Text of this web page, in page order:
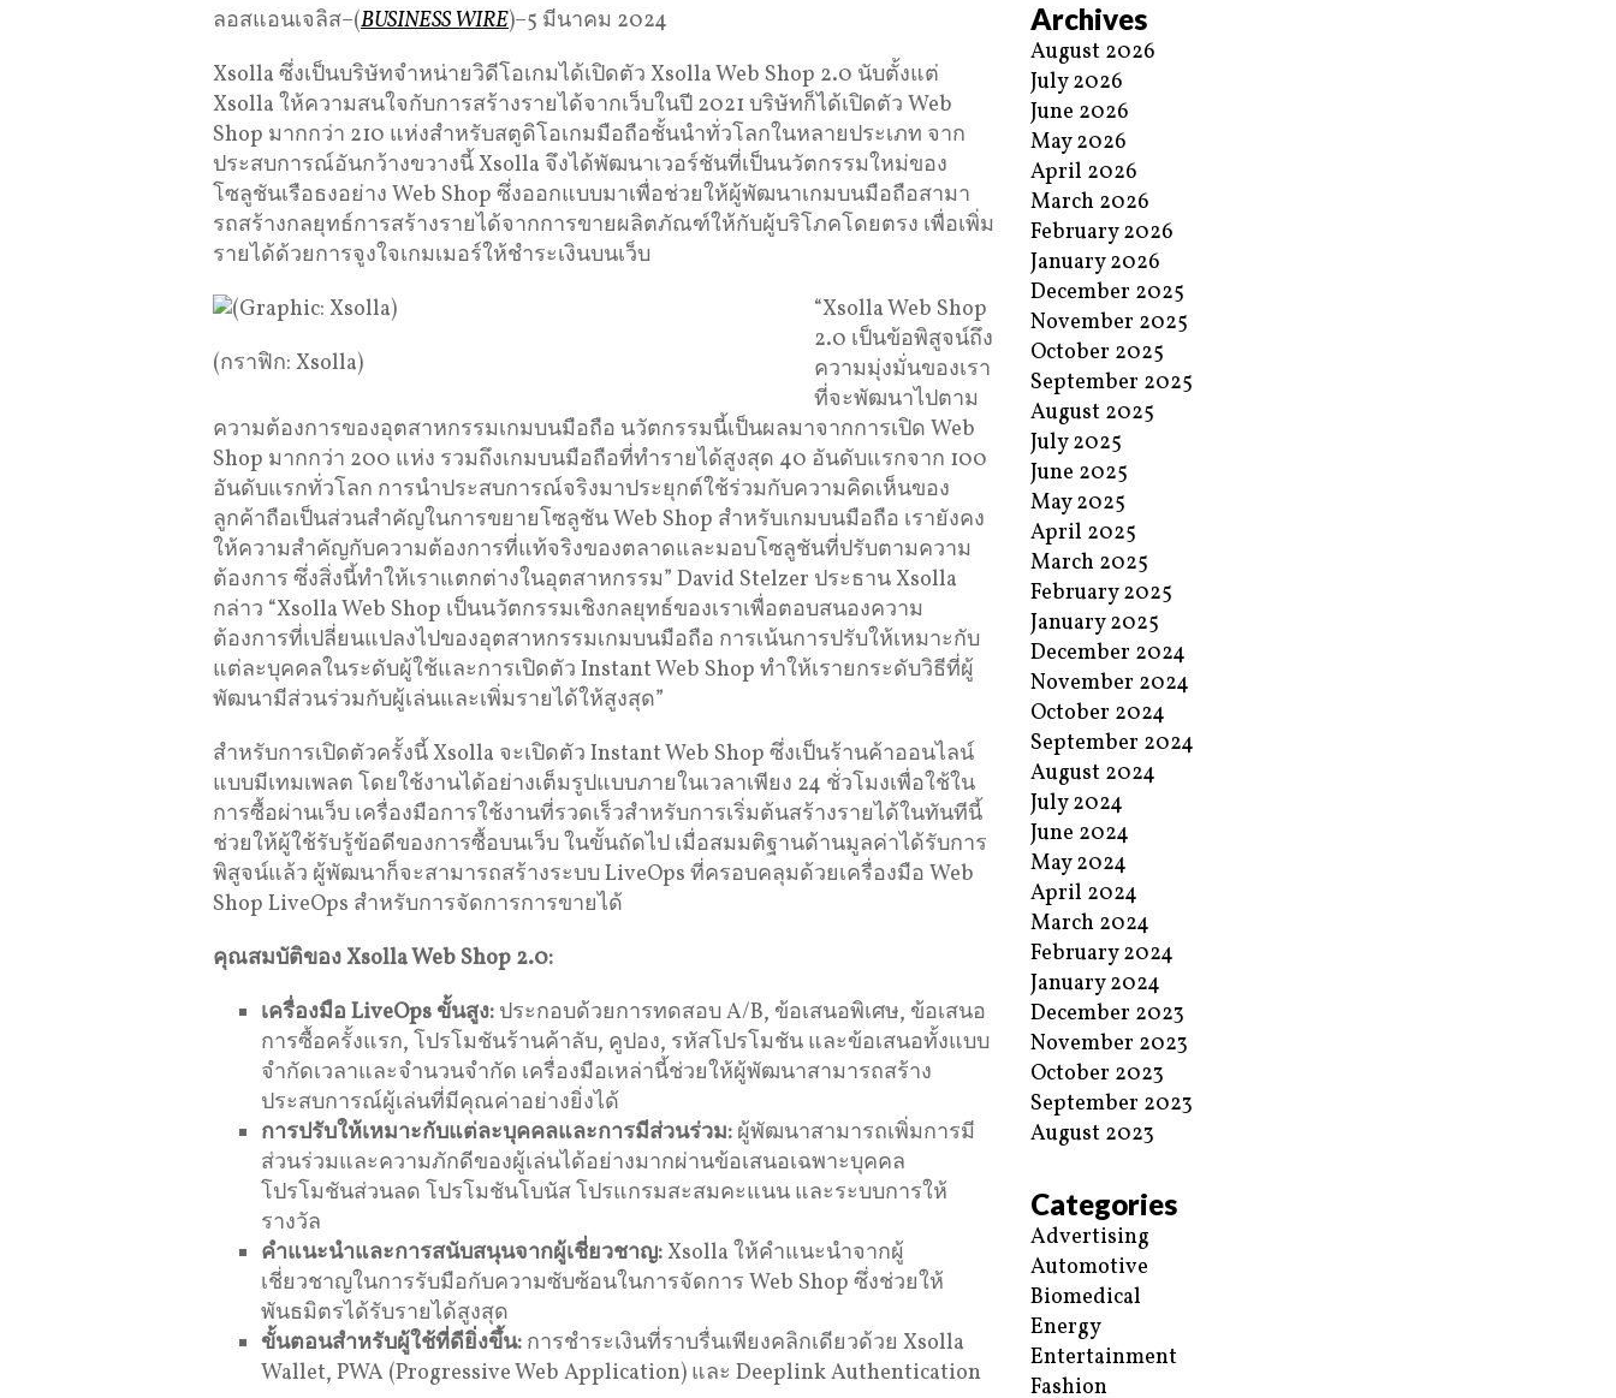
ลอสแอนเจลิส–(BUSINESS WIRE)–5 มีนาคม 2024
Xsolla ซึ่งเป็นบริษัทจำหน่ายวิดีโอเกมได้เปิดตัว Xsolla Web Shop 2.0 นับตั้งแต่
Xsolla ให้ความสนใจกับการสร้างรายได้จากเว็บในปี 2021 บริษัทก็ได้เปิดตัว Web
Shop มากกว่า 210 แห่งสำหรับสตูดิโอเกมมือถือชั้นนำทั่วโลกในหลายประเภท จาก
ประสบการณ์อันกว้างขวางนี้ Xsolla จึงได้พัฒนาเวอร์ชันที่เป็นนวัตกรรมใหม่ของ
โซลูชันเรือธงอย่าง Web Shop ซึ่งออกแบบมาเพื่อช่วยให้ผู้พัฒนาเกมบนมือถือสามา
รถสร้างกลยุทธ์การสร้างรายได้จากการขายผลิตภัณฑ์ให้กับผู้บริโภคโดยตรง เพื่อเพิ่ม
รายได้ด้วยการจูงใจเกมเมอร์ให้ชำระเงินบนเว็บ
(กราฟิก: Xsolla)
“Xsolla Web Shop
2.0 เป็นข้อพิสูจน์ถึง
ความมุ่งมั่นของเรา
ที่จะพัฒนาไปตาม
ความต้องการของอุตสาหกรรมเกมบนมือถือ นวัตกรรมนี้เป็นผลมาจากการเปิด Web
Shop มากกว่า 200 แห่ง รวมถึงเกมบนมือถือที่ทำรายได้สูงสุด 40 อันดับแรกจาก 100
อันดับแรกทั่วโลก การนำประสบการณ์จริงมาประยุกต์ใช้ร่วมกับความคิดเห็นของ
ลูกค้าถือเป็นส่วนสำคัญในการขยายโซลูชัน Web Shop สำหรับเกมบนมือถือ เรายังคง
ให้ความสำคัญกับความต้องการที่แท้จริงของตลาดและมอบโซลูชันที่ปรับตามความ
ต้องการ ซึ่งสิ่งนี้ทำให้เราแตกต่างในอุตสาหกรรม” David Stelzer ประธาน Xsolla
กล่าว “Xsolla Web Shop เป็นนวัตกรรมเชิงกลยุทธ์ของเราเพื่อตอบสนองความ
ต้องการที่เปลี่ยนแปลงไปของอุตสาหกรรมเกมบนมือถือ การเน้นการปรับให้เหมาะกับ
แต่ละบุคคลในระดับผู้ใช้และการเปิดตัว Instant Web Shop ทำให้เรายกระดับวิธีที่ผู้
พัฒนามีส่วนร่วมกับผู้เล่นและเพิ่มรายได้ให้สูงสุด”
สำหรับการเปิดตัวครั้งนี้ Xsolla จะเปิดตัว Instant Web Shop ซึ่งเป็นร้านค้าออนไลน์
แบบมีเทมเพลต โดยใช้งานได้อย่างเต็มรูปแบบภายในเวลาเพียง 24 ชั่วโมงเพื่อใช้ใน
การซื้อผ่านเว็บ เครื่องมือการใช้งานที่รวดเร็วสำหรับการเริ่มต้นสร้างรายได้ในทันทีนี้
ช่วยให้ผู้ใช้รับรู้ข้อดีของการซื้อบนเว็บ ในขั้นถัดไป เมื่อสมมติฐานด้านมูลค่าได้รับการ
พิสูจน์แล้ว ผู้พัฒนาก็จะสามารถสร้างระบบ LiveOps ที่ครอบคลุมด้วยเครื่องมือ Web
Shop LiveOps สำหรับการจัดการการขายได้
คุณสมบัติของXsolla Web Shop 2.0:
เครื่องมือ LiveOps ขั้นสูง: ประกอบด้วยการทดสอบ A/B, ข้อเสนอพิเศษ, ข้อเสนอ
การซื้อครั้งแรก, โปรโมชันร้านค้าลับ, คูปอง, รหัสโปรโมชัน และข้อเสนอทั้งแบบ
จำกัดเวลาและจำนวนจำกัด เครื่องมือเหล่านี้ช่วยให้ผู้พัฒนาสามารถสร้าง
ประสบการณ์ผู้เล่นที่มีคุณค่าอย่างยิ่งได้
การปรับให้เหมาะกับแต่ละบุคคลและการมีส่วนร่วม: ผู้พัฒนาสามารถเพิ่มการมี
ส่วนร่วมและความภักดีของผู้เล่นได้อย่างมากผ่านข้อเสนอเฉพาะบุคคล
โปรโมชันส่วนลด โปรโมชันโบนัส โปรแกรมสะสมคะแนน และระบบการให้
รางวัล
คำแนะนำและการสนับสนุนจากผู้เชี่ยวชาญ:Xsolla ให้คำแนะนำจากผู้
เชี่ยวชาญในการรับมือกับความซับซ้อนในการจัดการ Web Shop ซึ่งช่วยให้
พันธมิตรได้รับรายได้สูงสุด
ขั้นตอนสำหรับผู้ใช้ที่ดียิ่งขึ้น: การชำระเงินที่ราบรื่นเพียงคลิกเดียวด้วย Xsolla
Wallet, PWA (Progressive Web Application) และ Deeplink Authentication
Archives
August 2026
July 2026
June 2026
May 2026
April 2026
March 2026
February 2026
January 2026
December 2025
November 2025
October 2025
September 2025
August 2025
July 2025
June 2025
May 2025
April 2025
March 2025
February 2025
January 2025
December 2024
November 2024
October 2024
September 2024
August 2024
July 2024
June 2024
May 2024
April 2024
March 2024
February 2024
January 2024
December 2023
November 2023
October 2023
September 2023
August 2023
Categories
Advertising
Automotive
Biomedical
Energy
Entertainment
Fashion